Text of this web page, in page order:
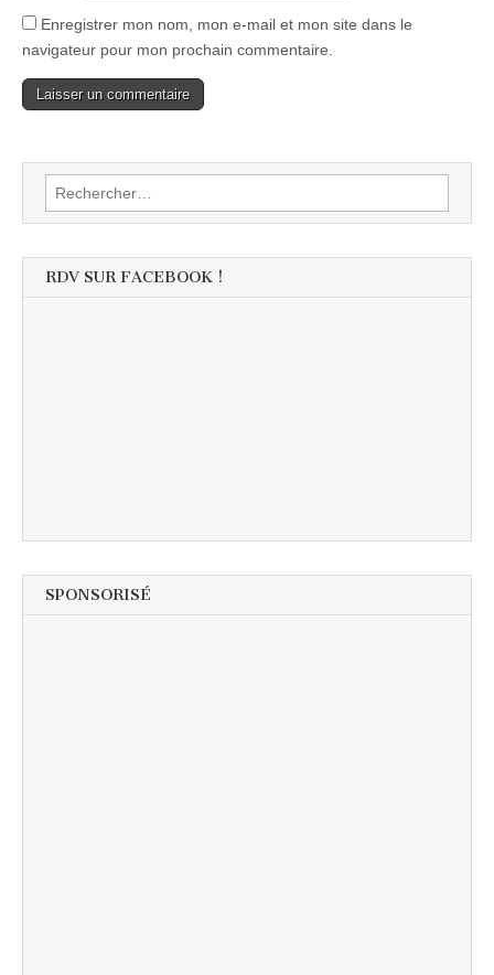
Enregistrer mon nom, mon e-mail et mon site dans le
navigateur pour mon prochain commentaire.
Rechercher :
RDV SUR FACEBOOK !
SPONSORISÉ